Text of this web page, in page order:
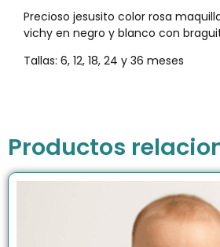
Precioso jesusito color rosa
vichy en negro y blanco con
Tallas: 6, 12, 18, 24 y 36 meses
Productos